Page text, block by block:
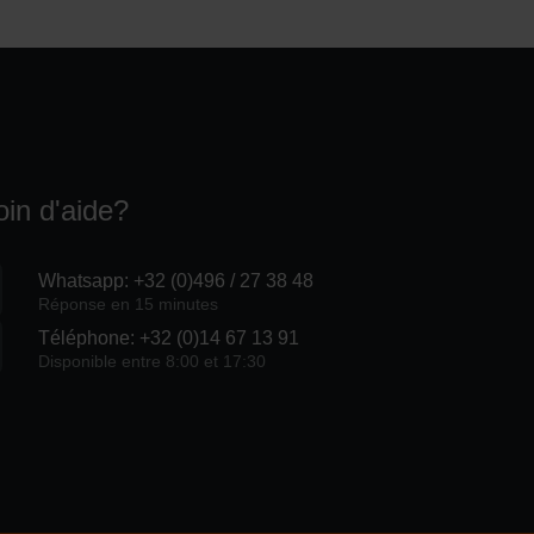
d'aide?
Whatsapp: +32 (0)496 / 27 38 48
Réponse en 15 minutes
Téléphone: +32 (0)14 67 13 91
Disponible entre 8:00 et 17:30